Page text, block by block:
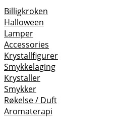
Billigkroken
Halloween
Lamper
Accessories
Krystallfigurer
Smykkelaging
Krystaller
Smykker
Røkelse / Duft
Aromaterapi